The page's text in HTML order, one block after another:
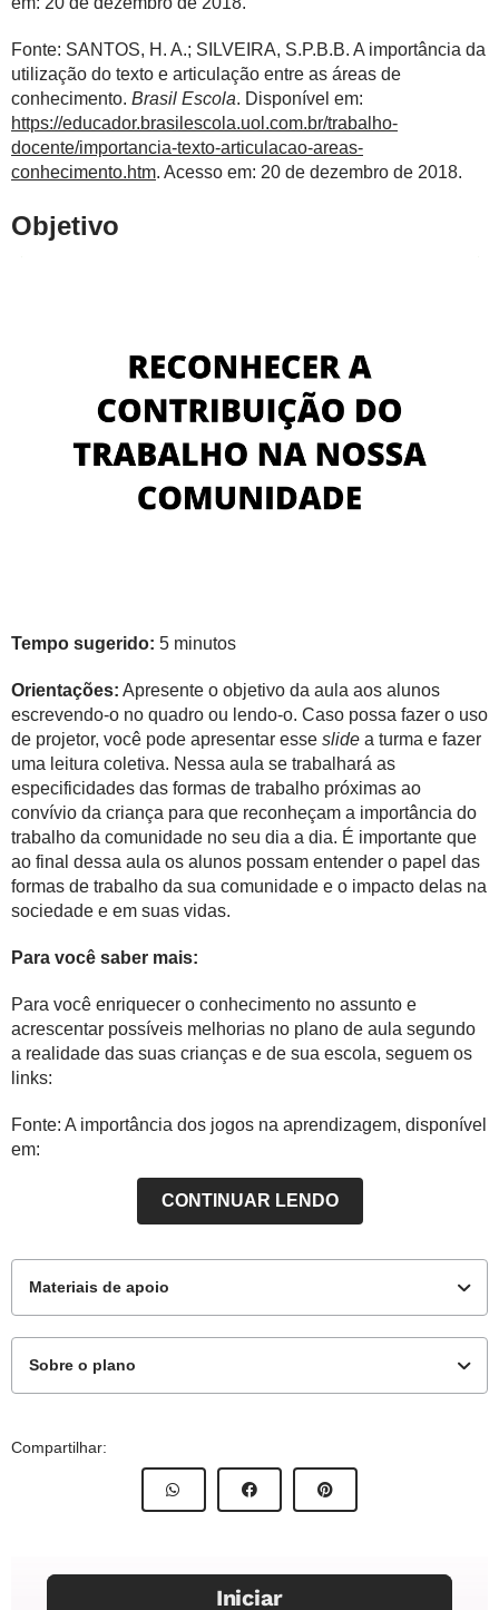
Fonte: SANTOS, H. A.; SILVEIRA, S.P.B.B. A importância da
utilização do texto e articulação entre as áreas de
conhecimento. Brasil Escola. Disponível em:
https://educador.brasilescola.uol.com.br/trabalho-
docente/importancia-texto-articulacao-areas-
conhecimento.htm. Acesso em: 20 de dezembro de 2018.
Objetivo
Tempo sugerido: 5 minutos
Orientações: Apresente o objetivo da aula aos alunos
escrevendo-o no quadro ou lendo-o. Caso possa fazer o uso
de projetor, você pode apresentar esse slide a turma e fazer
uma leitura coletiva. Nessa aula se trabalhará as
especificidades das formas de trabalho próximas ao
convívio da criança para que reconheçam a importância do
trabalho da comunidade no seu dia a dia. É importante que
ao final dessa aula os alunos possam entender o papel das
formas de trabalho da sua comunidade e o impacto delas na
sociedade e em suas vidas.
Para você saber mais:
Para você enriquecer o conhecimento no assunto e
acrescentar possíveis melhorias no plano de aula segundo
a realidade das suas crianças e de sua escola, seguem os
links:
Fonte: A importância dos jogos na aprendizagem, disponível
em:
https://novaescola.org.br/conteudo/3832/a-importancia-dos-
jogos-na-aprendizagemAcesso em: 08 de dezembro de
Fonte: Comunicação Oral: gênero entrevista, disponível em:
https://novaescola.org.br/conteudo/3950/comunicacao-oral-
genero-entrevista
https://periodicos.furg.br/hist/article/view/2395/1286
em: 08 de dezembro de 2018.
https://educador.brasilescola.uol.com.br/trabalho-
CONTINUAR LENDO
Materiais de apoio
Sobre o plano
Este plano de aula foi produzido pelo Time de Autores
de Nova Escola
Mentor: Priscilla Paixão
Compartilhar: